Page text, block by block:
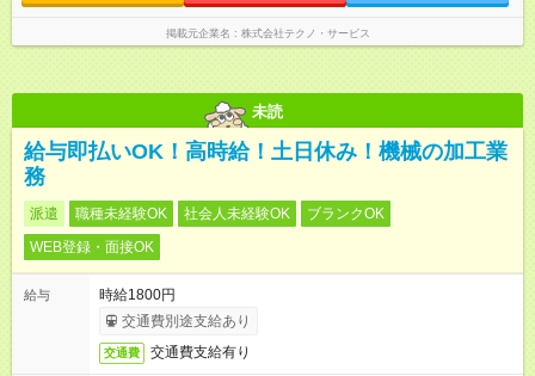
掲載元企業名 株式会社テクノ・サービス
未読
給与即払いOK！高時給！土日休み！機械の加工業
務
派遣 職種未経験OK 社会人未経験OK
ブランクOK
WEB登録・面接OK
給与
時給1800円
交通費別途支給あり
交通費 交通費支給有り